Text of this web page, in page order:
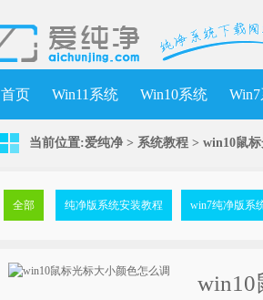
首页 Win11系统 Win10系统
当前位置:爱纯净 > 系统教程 > win10鼠
全部 纯净版系统安装教程 win7纯净版系
win10